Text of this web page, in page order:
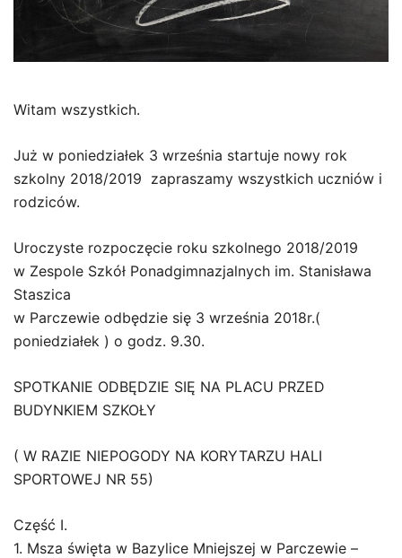
Witam wszystkich.
Już w poniedziałek 3 września startuje nowy rok
szkolny 2018/2019 zapraszamy wszystkich uczniów i
rodziców.
Uroczyste rozpoczęcie roku szkolnego 2018/2019
w Zespole Szkół Ponadgimnazjalnych im. Stanisława
Staszica
w Parczewie odbędzie się 3 września 2018r.(
poniedziałek ) o godz. 9.30.
SPOTKANIE ODBĘDZIE SIĘ NA PLACU PRZED
BUDYNKIEM SZKOŁY
( W RAZIE NIEPOGODY NA KORYTARZU HALI
SPORTOWEJ NR 55)
Część I.
1. Msza święta w Bazylice Mniejszej w Parczewie –